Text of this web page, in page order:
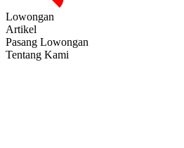
Lowongan
Artikel
Pasang Lowongan
Tentang Kami